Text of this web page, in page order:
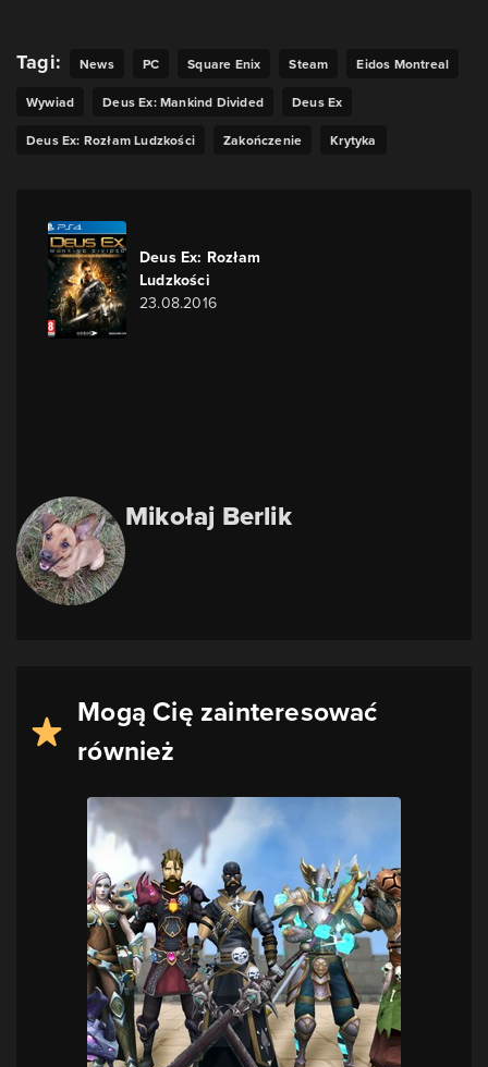
Tagi: News PC Square Enix Steam
Eidos Montreal
Wywiad
Deus Ex: Mankind Divided
Deus Ex
Deus Ex: Rozłam Ludzkości
Zakończenie Krytyka
Mikołaj Berlik
Deus Ex: Rozłam
Ludzkości
23.08.2016
Mogą Cię zainteresować
również